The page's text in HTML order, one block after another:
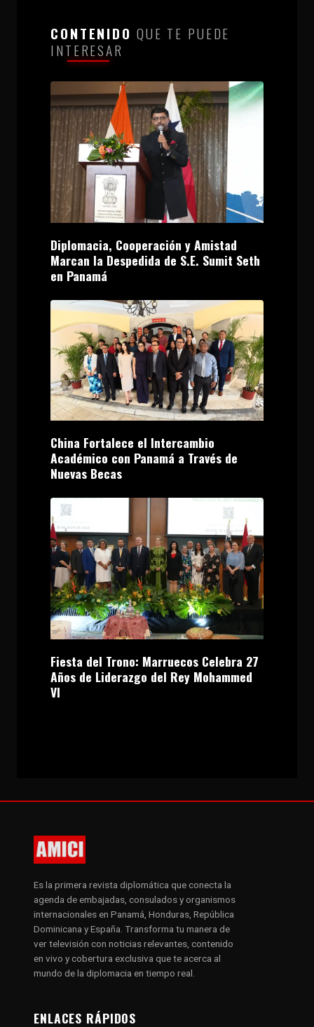
CONTENIDO QUE TE PUEDE
INTERESAR
Diplomacia, Cooperación y Amistad
Marcan la Despedida de S.E. Sumit Seth
en Panamá
China Fortalece el Intercambio
Académico con Panamá a Través de
Nuevas Becas
Fiesta del Trono: Marruecos Celebra 27
Años de Liderazgo del Rey Mohammed
VI
Es la primera revista diplomática que conecta la
agenda de embajadas, consulados y organismos
internacionales en Panamá, Honduras, República
Dominicana y España. Transforma tu manera de
ver televisión con noticias relevantes, contenido
en vivo y cobertura exclusiva que te acerca al
mundo de la diplomacia en tiempo real.
ENLACES RÁPIDOS